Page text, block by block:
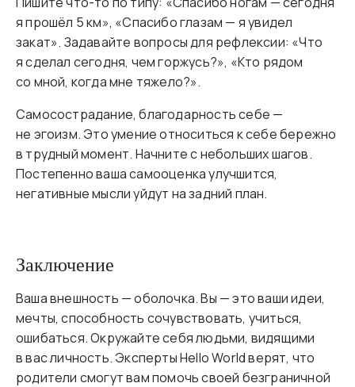
я прошёл 5 км», «Спасибо глазам — я увидел
закат». Задавайте вопросы для рефлексии: «Что
я сделал сегодня, чем горжусь?», «Кто рядом
со мной, когда мне тяжело?».
Самосострадание, благодарность себе —
не эгоизм. Это умение относиться к себе бережно
в трудный момент. Начните с небольших шагов.
Постепенно ваша самооценка улучшится,
негативные мысли уйдут на задний план.
Заключение
Ваша внешность — оболочка. Вы — это ваши идеи,
мечты, способность сочувствовать, учиться,
ошибаться. Окружайте себя людьми, видящими
в вас личность. Эксперты Hello World верят, что
родители смогут вам помочь своей безграничной